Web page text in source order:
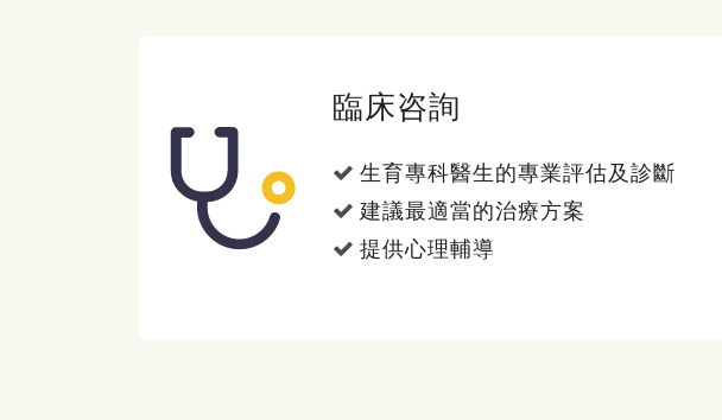
臨床咨詢
生育專科醫生的專業評估及診斷
建議最適當的治療方案
提供心理輔導